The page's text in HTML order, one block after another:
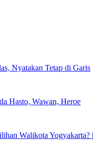
Nyatakan Tetap di Garis
Hasto, Wawan, Heroe
Walikota Yogyakarta? |